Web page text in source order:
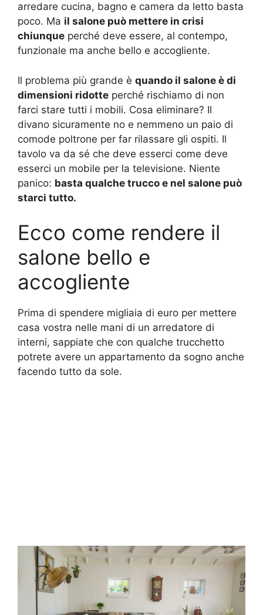
arredare cucina, bagno e camera da letto basta
poco. Ma il salone può mettere in crisi
chiunque perché deve essere, al contempo,
funzionale ma anche bello e accogliente.
Il problema più grande è quando il salone è di
dimensioni ridotte perché rischiamo di non
farci stare tutti i mobili. Cosa eliminare? Il
divano sicuramente no e nemmeno un paio di
comode poltrone per far rilassare gli ospiti. Il
tavolo va da sé che deve esserci come deve
esserci un mobile per la televisione. Niente
panico: basta qualche trucco e nel salone può
starci tutto.
Ecco come rendere il
salone bello e
accogliente
Prima di spendere migliaia di euro per mettere
casa vostra nelle mani di un arredatore di
interni, sappiate che con qualche trucchetto
potrete avere un appartamento da sogno anche
facendo tutto da sole.